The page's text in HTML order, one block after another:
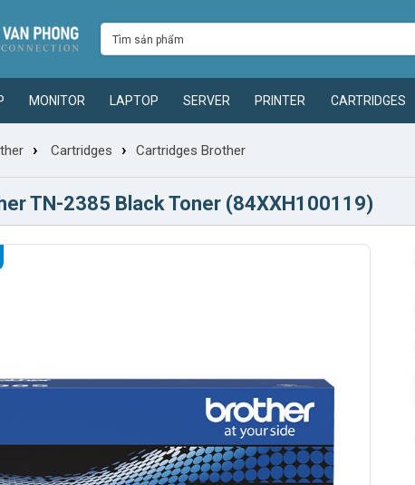
MONITOR LAPTOP SERVER PRINTER CARTRIDGES
› Cartridges › Cartridges Brother
TN-2385 Black Toner (84XXH100119)